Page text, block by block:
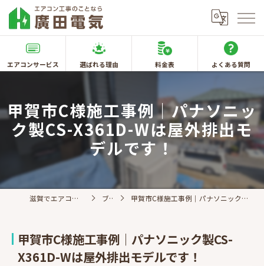
エアコンサービス 選ばれる理由 料金表 よくある質問
甲賀市C様施工事例｜パナソニッ
ク製CS-X361D-Wは屋外排出モ
デルです！
滋賀でエアコン取付なら廣田電気 ブログ 甲賀市C様施工事例｜パナソニック製CS-X361D-Wは屋外排出モデルです！
甲賀市C様施工事例｜パナソニック製CS-
X361D-Wは屋外排出モデルです！